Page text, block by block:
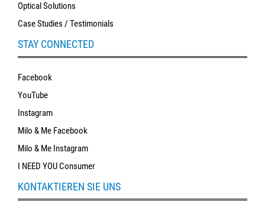
Optical Solutions
Case Studies / Testimonials
STAY CONNECTED
Facebook
YouTube
Instagram
Milo & Me Facebook
Milo & Me Instagram
I NEED YOU Consumer
KONTAKTIEREN SIE UNS